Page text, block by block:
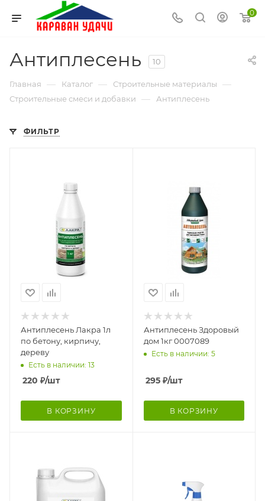
0
Антиплесень 10
Главная — Каталог — Строительные материалы —
Строительные смеси и добавки — Антиплесень
ФИЛЬТР
Антиплесень Лакра 1л
по бетону, кирпичу,
дереву
Есть в наличии: 13
220 ₽/шт
В КОРЗИНУ
Антиплесень Здоровый
дом 1кг 0007089
Есть в наличии: 5
295₽/шт
В КОРЗИНУ